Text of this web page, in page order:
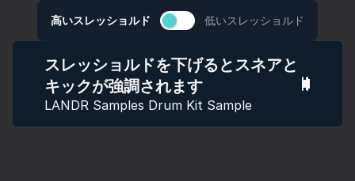
高いスレッショルド 低いスレッショルド
スレッショルドを下げるとスネアと
キックが強調されます
LANDR Samples Drum Kit Sample